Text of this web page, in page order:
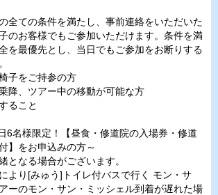
全ての条件を満たし、事前連絡をいただいた
のお客様でもご参加いただけます。条件を満
を最優先とし、当日でもご参加をお断りする
子をご持参の方
降、ツアー中の移動が可能な方
ること
6名様限定！【昼食・修道院の入場券・修道
】をお申込みの方～
となる場合がございます。
より[みゅう]トイレ付バスで行く モン・サ
ーのモン・サン・ミッシェル到着が遅れた場